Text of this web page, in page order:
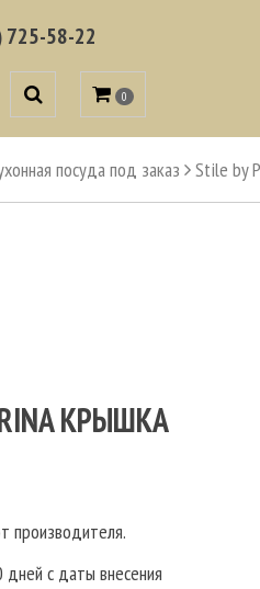
725-58-22
0
посуда под заказ Stile by
КРЫШКА
производителя.
с даты внесения